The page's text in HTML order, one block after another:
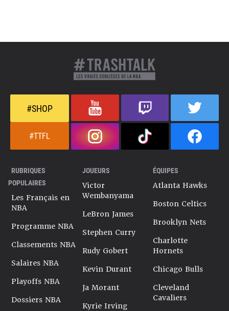
#SHOP
#TTFL
RUBRIQUES
POPULAIRES
Les Français en
NBA
Programme NBA
Classements NBA
Salaires NBA
Playoffs NBA
Dossiers NBA
JOUEURS
Victor
Wembanyama
LeBron James
Stephen Curry
Rudy Gobert
Kevin Durant
Ja Morant
Kyrie Irving
ÉQUIPES
Atlanta Hawks
Boston Celtics
Brooklyn Nets
Charlotte
Hornets
Chicago Bulls
Cleveland
Cavaliers